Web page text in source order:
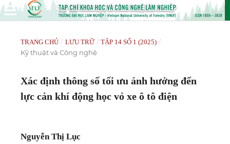
TRANG CHỦ / LƯU TRỮ / TẬP 14 SỐ 1 (2025) /
Kỹ thuật và Công nghệ
Xác định thông số tối ưu ảnh hưởng đến
lực cản khí động học vỏ xe ô tô điện
Nguyễn Thị Lục